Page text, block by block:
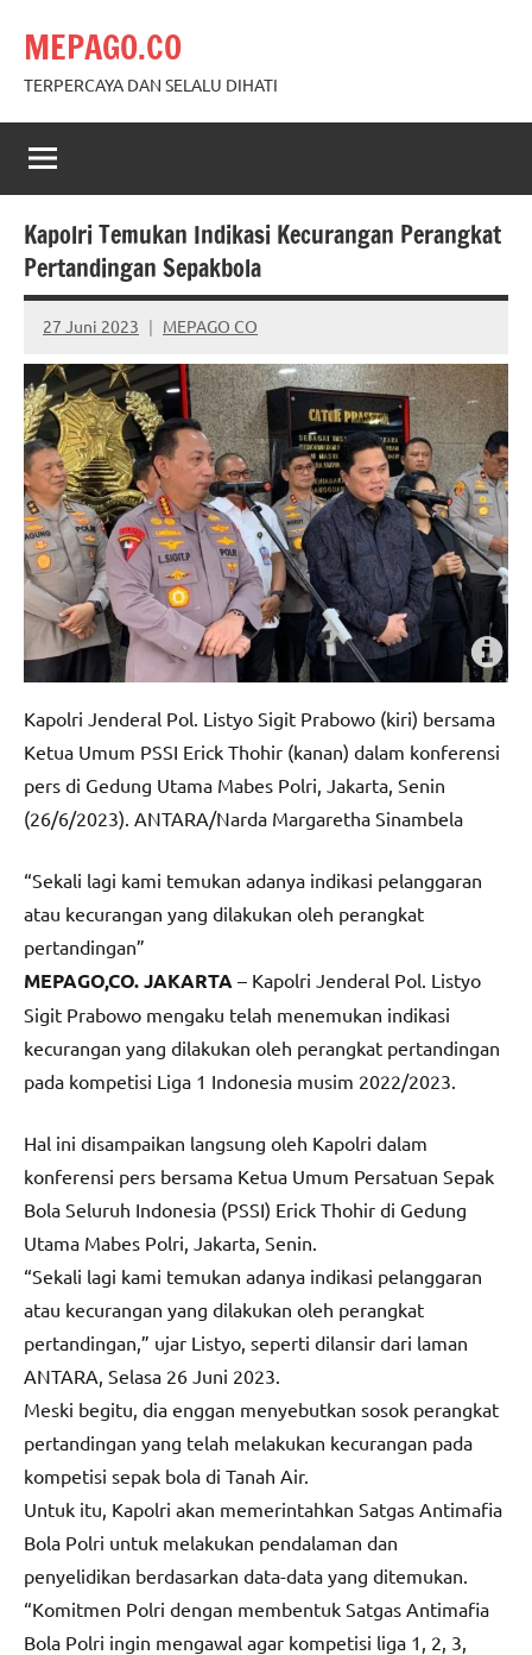
content
MEPAGO.CO
TERPERCAYA DAN SELALU DIHATI
Kapolri Temukan Indikasi Kecurangan Perangkat
Pertandingan Sepakbola
27 Juni 2023 MEPAGO CO
No
comments
Kapolri Jenderal Pol. Listyo Sigit Prabowo (kiri) bersama
Ketua Umum PSSI Erick Thohir (kanan) dalam konferensi
pers di Gedung Utama Mabes Polri, Jakarta, Senin
(26/6/2023). ANTARA/Narda Margaretha Sinambela
“Sekali lagi kami temukan adanya indikasi pelanggaran
atau kecurangan yang dilakukan oleh perangkat
pertandingan”
MEPAGO,CO. JAKARTA – Kapolri Jenderal Pol. Listyo
Sigit Prabowo mengaku telah menemukan indikasi
kecurangan yang dilakukan oleh perangkat pertandingan
pada kompetisi Liga 1 Indonesia musim 2022/2023.
Hal ini disampaikan langsung oleh Kapolri dalam
konferensi pers bersama Ketua Umum Persatuan Sepak
Bola Seluruh Indonesia (PSSI) Erick Thohir di Gedung
Utama Mabes Polri, Jakarta, Senin.
“Sekali lagi kami temukan adanya indikasi pelanggaran
atau kecurangan yang dilakukan oleh perangkat
pertandingan,” ujar Listyo, seperti dilansir dari laman
ANTARA, Selasa 26 Juni 2023.
Meski begitu, dia enggan menyebutkan sosok perangkat
pertandingan yang telah melakukan kecurangan pada
kompetisi sepak bola di Tanah Air.
Untuk itu, Kapolri akan memerintahkan Satgas Antimafia
Bola Polri untuk melakukan pendalaman dan
penyelidikan berdasarkan data-data yang ditemukan.
“Komitmen Polri dengan membentuk Satgas Antimafia
Bola Polri ingin mengawal agar kompetisi liga 1, 2, 3,